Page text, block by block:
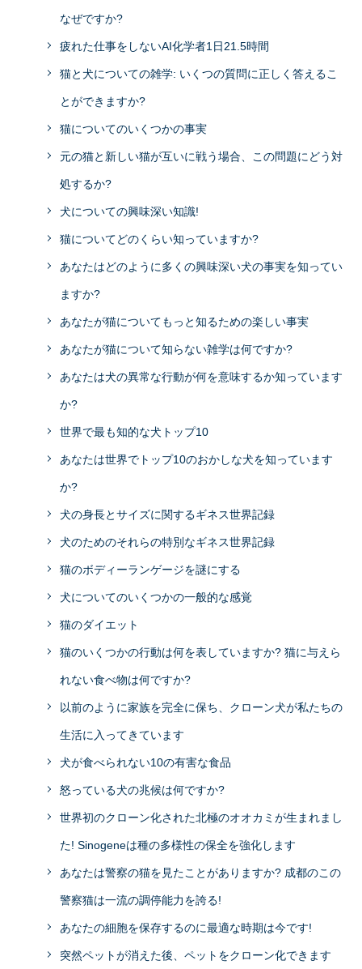
なぜですか?
疲れた仕事をしないAI化学者1日21.5時間
猫と犬についての雑学: いくつの質問に正しく答えるこ
とができますか?
猫についてのいくつかの事実
元の猫と新しい猫が互いに戦う場合、この問題にどう対
処するか?
犬についての興味深い知識!
猫についてどのくらい知っていますか?
あなたはどのように多くの興味深い犬の事実を知ってい
ますか?
あなたが猫についてもっと知るための楽しい事実
あなたが猫について知らない雑学は何ですか?
あなたは犬の異常な行動が何を意味するか知っています
か?
世界で最も知的な犬トップ10
あなたは世界でトップ10のおかしな犬を知っています
か?
犬の身長とサイズに関するギネス世界記録
犬のためのそれらの特別なギネス世界記録
猫のボディーランゲージを謎にする
犬についてのいくつかの一般的な感覚
猫のダイエット
猫のいくつかの行動は何を表していますか? 猫に与えら
れない食べ物は何ですか?
以前のように家族を完全に保ち、クローン犬が私たちの
生活に入ってきています
犬が食べられない10の有害な食品
怒っている犬の兆候は何ですか?
世界初のクローン化された北極のオオカミが生まれまし
た! Sinogeneは種の多様性の保全を強化します
あなたは警察の猫を見たことがありますか? 成都のこの
警察猫は一流の調停能力を誇る!
あなたの細胞を保存するのに最適な時期は今です!
突然ペットが消えた後、ペットをクローン化できます